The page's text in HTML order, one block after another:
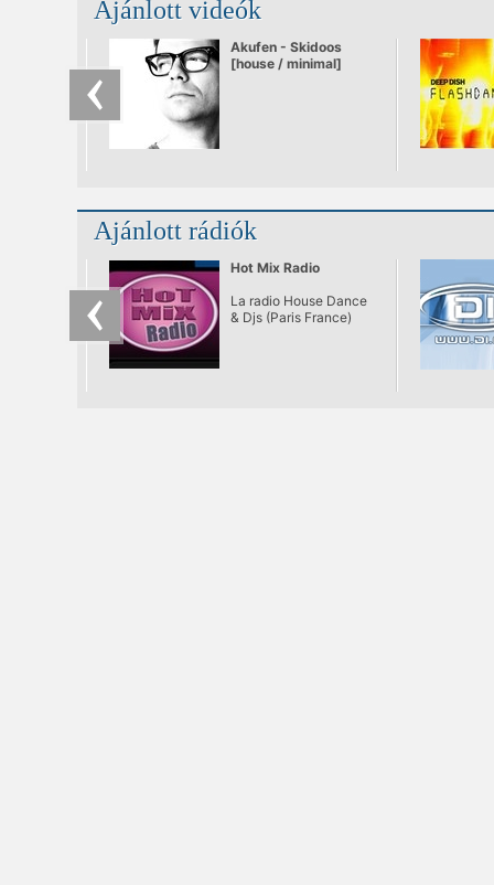
Ajánlott videók
Akufen - Skidoos
[house / minimal]
Ajánlott rádiók
Hot Mix Radio
La radio House Dance
& Djs (Paris France)